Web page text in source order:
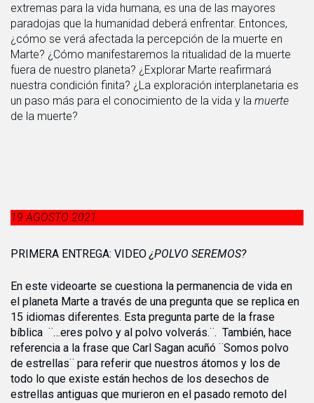
extremas para la vida humana, es una de las mayores
paradojas que la humanidad deberá enfrentar. Entonces,
¿cómo se verá afectada la percepción de la muerte en
Marte? ¿Cómo manifestaremos la ritualidad de la muerte
fuera de nuestro planeta? ¿Explorar Marte reafirmará
nuestra condición finita? ¿La exploración interplanetaria es
un paso más para el conocimiento de la vida y la muerte
de la muerte?
19 AGOSTO 2021
PRIMERA ENTREGA: VIDEO¿POLVO SEREMOS?
En este videoarte se cuestiona la permanencia de vida en
el planeta Marte a través de una pregunta que se replica en
15 idiomas diferentes. Esta pregunta parte de la frase
bíblica ¨…eres polvo y al polvo volverás.¨. También, hace
referencia a la frase que Carl Sagan acuñó ¨Somos polvo
de estrellas¨ para referir que nuestros átomos y los de
todo lo que existe están hechos de los desechos de
estrellas antiguas que murieron en el pasado remoto del